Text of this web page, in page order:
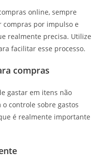
online, sempre
compras por impulso e
realmente precisa. Utilize
facilitar esse processo.
compras
gastar em itens não
controle sobre gastos
é realmente importante